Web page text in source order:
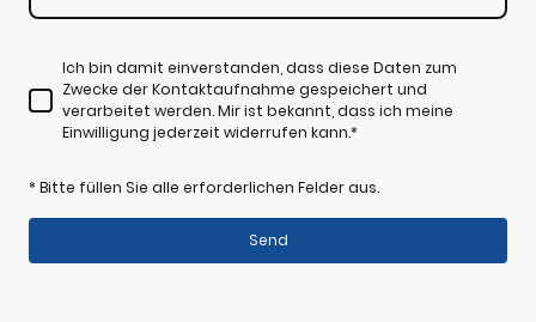
Ich bin damit einverstanden, dass diese Daten zum
Zwecke der Kontaktaufnahme gespeichert und
verarbeitet werden. Mir ist bekannt, dass ich meine
Einwilligung jederzeit widerrufen kann.*
* Bitte füllen Sie alle erforderlichen Felder aus.
Send